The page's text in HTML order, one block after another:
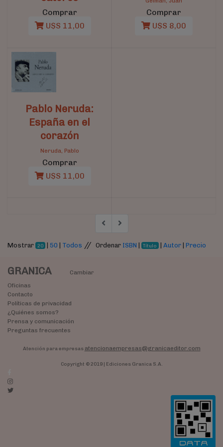
Comprar
U$S 11,00
Comprar
U$S 8,00
Pablo Neruda:
España en el
corazón
Neruda, Pablo
Comprar
U$S 11,00
Mostrar 20 | 50 Todos // Ordenar ISBN Título |Autor |Precio
GRANICA
Cambiar
Oficinas
Contacto
Políticas de privacidad
¿Quiénes somos?
Prensa y comunicación
Preguntas frecuentes
Atención para empresas atencionaempresas@granicaeditor.com
Copyright © 2019 | Ediciones Granica S.A.